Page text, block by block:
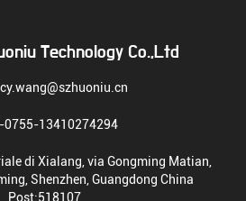
Technology Co.,Ltd
0755-13410274294
di Xialang, via Gongming Matian,
Shenzhen, Guangdong China
Post:518107